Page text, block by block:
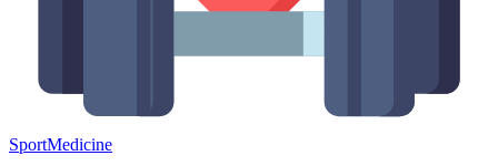
SportMedicine